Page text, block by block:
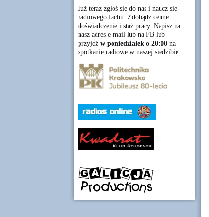
Już teraz zgłoś się do nas i naucz się
radiowego fachu. Zdobądź cenne
doświadczenie i staż pracy. Napisz na
nasz adres e-mail lub na FB lub
przyjdź w poniedziałek o 20:00na
spotkanie radiowe w naszej siedzibie.